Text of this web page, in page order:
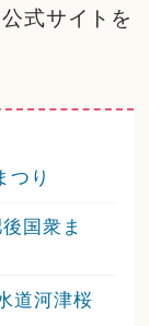
式サイトを
つり
国衆ま
道河津桜